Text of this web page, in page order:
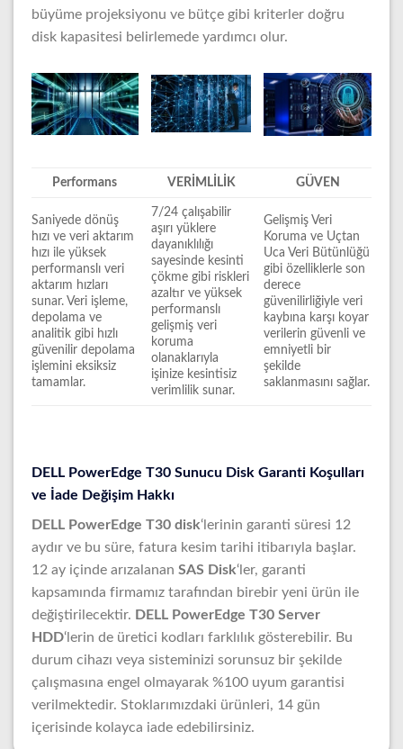
büyüme projeksiyonu ve bütçe gibi kriterler doğru
disk kapasitesi belirlemede yardımcı olur.
Performans VERİMLİLİK GÜVEN
Saniyede dönüş
hızı ve veri aktarım
hızı ile yüksek
performanslı veri
aktarım hızları
sunar. Veri işleme,
depolama ve
analitik gibi hızlı
güvenilir depolama
işlemini eksiksiz
tamamlar.
7/24 çalışabilir
aşırı yüklere
dayanıklılığı
sayesinde kesinti
çökme gibi riskleri
azaltır ve yüksek
performanslı
gelişmiş veri
koruma
olanaklarıyla
işinize kesintisiz
verimlilik sunar.
Gelişmiş Veri
Koruma ve Uçtan
Uca Veri Bütünlüğü
gibi özelliklerle son
derece
güvenilirliğiyle veri
kaybına karşı koyar
verilerin güvenli ve
emniyetli bir
şekilde
saklanmasını sağlar.
DELL PowerEdge T30 Sunucu Disk Garanti Koşulları
ve İade Değişim Hakkı
DELL PowerEdge T30 disk‘lerinin garanti süresi 12
aydır ve bu süre, fatura kesim tarihi itibarıyla başlar.
12 ay içinde arızalanan SAS Disk‘ler, garanti
kapsamında firmamız tarafından birebir yeni ürün ile
değiştirilecektir. DELL PowerEdge T30 Server
HDD‘lerin de üretici kodları farklılık gösterebilir. Bu
durum cihazı veya sisteminizi sorunsuz bir şekilde
çalışmasına engel olmayarak %100 uyum garantisi
verilmektedir. Stoklarımızdaki ürünleri, 14 gün
içerisinde kolayca iade edebilirsiniz.